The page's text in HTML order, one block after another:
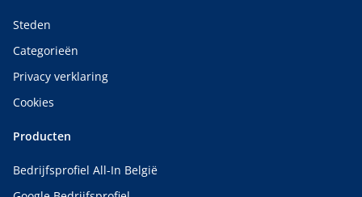
Steden
Categorieën
Privacy verklaring
Cookies
Producten
Bedrijfsprofiel All-In België